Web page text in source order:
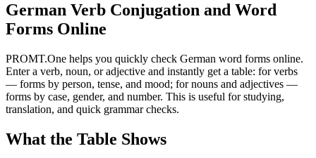
German Verb Conjugation and Word
Forms Online
PROMT.One helps you quickly check German word forms online.
Enter a verb, noun, or adjective and instantly get a table: for verbs
— forms by person, tense, and mood; for nouns and adjectives —
forms by case, gender, and number. This is useful for studying,
translation, and quick grammar checks.
What the Table Shows